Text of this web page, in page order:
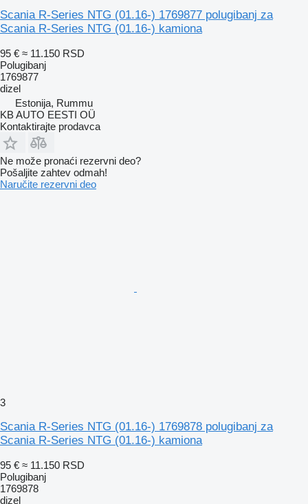
Scania R-Series NTG (01.16-) 1769877 polugibanj za
Scania R-Series NTG (01.16-) kamiona
95 € ≈ 11.150 RSD
Polugibanj
1769877
dizel
Estonija, Rummu
KB AUTO EESTI OÜ
Kontaktirajte prodavca
Ne može pronaći rezervni dеo?
Pošaljite zahtev odmah!
Naručite rezervni dеo
3
Scania R-Series NTG (01.16-) 1769878 polugibanj za
Scania R-Series NTG (01.16-) kamiona
95 € ≈ 11.150 RSD
Polugibanj
1769878
dizel